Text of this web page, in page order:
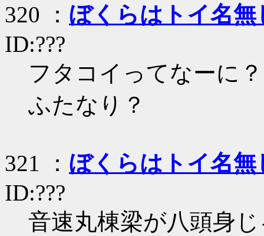
320 ： ぼくらはトイ名無
ID:???
フタコイってなーに？
ふたなり？
321 ： ぼくらはトイ名無
ID:???
音速丸棟梁が八頭身